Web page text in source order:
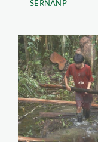
SERNANP
shi09